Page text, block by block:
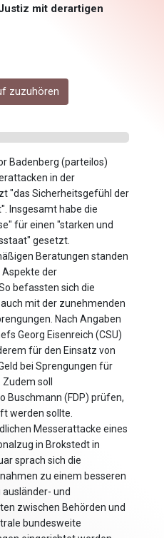
mit derartigen
zuzuhören
Badenberg (parteilos)
in der
"das Sicherheitsgefühl der
Insgesamt habe die
für einen "starken und
gesetzt.
Beratungen standen
der
befassten sich die
mit der zunehmenden
Nach Angaben
Georg Eisenreich (CSU)
für den Einsatz von
bei Sprengungen für
soll
Buschmann (FDP) prüfen,
werden sollte.
Messerattacke eines
in Brokstedt in
sprach sich die
zu einem besseren
und
zwischen Behörden und
bundesweite